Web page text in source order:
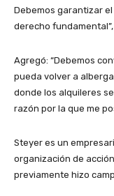
Debemos garantizar
derecho fundamental”,
Agregó: “Debemos
pueda volver a
donde los alquileres
razón por la que me
Steyer es un
organización de
previamente hizo